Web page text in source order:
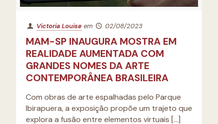
Victoria Louise em 02/08/2023
MAM-SP INAUGURA MOSTRA EM
REALIDADE AUMENTADA COM
GRANDES NOMES DA ARTE
CONTEMPORÂNEA BRASILEIRA
Com obras de arte espalhadas pelo Parque
Ibirapuera, a exposição propõe um trajeto que
explora a fusão entre elementos virtuais […]